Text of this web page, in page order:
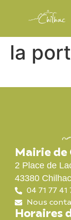
la
Mairie de
2 Place de
43380 Chilhac
04 71 77 41
Nous
Horaires